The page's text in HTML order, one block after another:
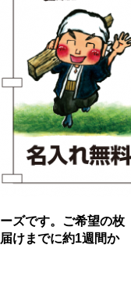
ズです。ご希望の枚
けまでに約1週間か